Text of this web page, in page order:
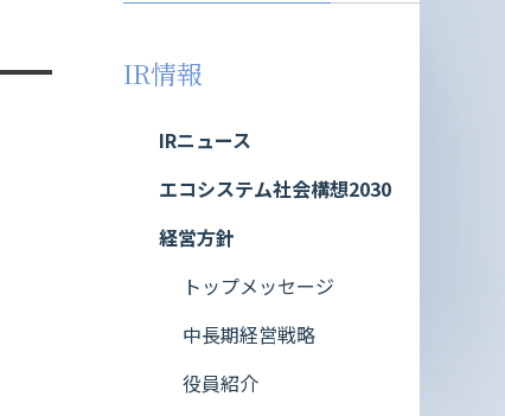
IR情報
IRニュース
エコシステム社会構想2030
経営方針
トップメッセージ
中長期経営戦略
役員紹介